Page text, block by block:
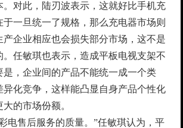
。对此，陆刃波表示，这就好比手机充
一旦统一了规格，那么充电器市场则
产企业相应也会损失部分市场，这不是
。任敏琪也表示，造成平板电视支架不
是，企业间的产品不能统一成一个类
异化竞争，这样能凸显自身产品个性化
的市场份额。
电售后服务的质量。”任敏琪认为，平